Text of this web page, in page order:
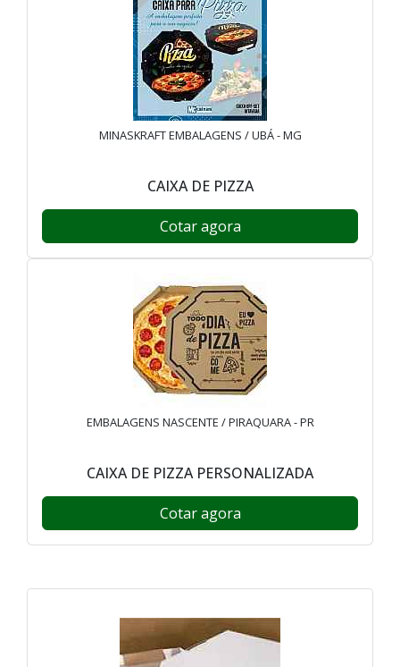
MINASKRAFT EMBALAGENS / UBÁ - MG
CAIXA DE PIZZA
Cotar agora
EMBALAGENS NASCENTE / PIRAQUARA - PR
CAIXA DE PIZZA PERSONALIZADA
Cotar agora